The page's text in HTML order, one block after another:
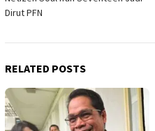
Dirut PFN
RELATED POSTS